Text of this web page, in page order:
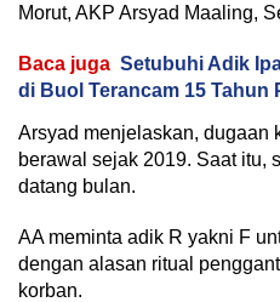
Morut, AKP Arsyad Maaling,
Baca juga Setubuhi Adik
di Buol Terancam 15 Tahun
Arsyad menjelaskan, dugaan
berawal sejak 2019. Saat itu,
datang bulan.
AA meminta adik R yakni F
dengan alasan ritual
korban.